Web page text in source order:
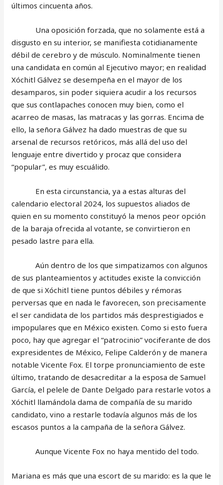
últimos cincuenta años.
Una oposición forzada, que no solamente está a
disgusto en su interior, se manifiesta cotidianamente
débil de cerebro y de músculo. Nominalmente tienen
una candidata en común al Ejecutivo mayor; en realidad
Xóchitl Gálvez se desempeña en el mayor de los
desamparos, sin poder siquiera acudir a los recursos
que sus contlapaches conocen muy bien, como el
acarreo de masas, las matracas y las gorras. Encima de
ello, la señora Gálvez ha dado muestras de que su
arsenal de recursos retóricos, más allá del uso del
lenguaje entre divertido y procaz que considera
“popular”, es muy escuálido.
En esta circunstancia, ya a estas alturas del
calendario electoral 2024, los supuestos aliados de
quien en su momento constituyó la menos peor opción
de la baraja ofrecida al votante, se convirtieron en
pesado lastre para ella.
Aún dentro de los que simpatizamos con algunos
de sus planteamientos y actitudes existe la convicción
de que si Xóchitl tiene puntos débiles y rémoras
perversas que en nada le favorecen, son precisamente
el ser candidata de los partidos más desprestigiados e
impopulares que en México existen. Como si esto fuera
poco, hay que agregar el “patrocinio” vociferante de dos
expresidentes de México, Felipe Calderón y de manera
notable Vicente Fox. El torpe pronunciamiento de este
último, tratando de desacreditar a la esposa de Samuel
García, el pelele de Dante Delgado para restarle votos a
Xóchitl llamándola dama de compañía de su marido
candidato, vino a restarle todavía algunos más de los
escasos puntos a la campaña de la señora Gálvez.
Aunque Vicente Fox no haya mentido del todo.
Mariana es más que una escort de su marido: es la que le